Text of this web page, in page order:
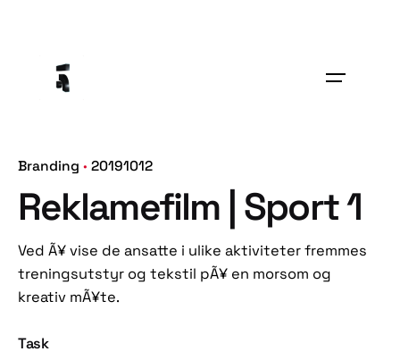
Branding 20191012
Reklamefilm | Sport 1
Ved Ã¥ vise de ansatte i ulike aktiviteter fremmes
treningsutstyr og tekstil pÃ¥ en morsom og
kreativ mÃ¥te.
Task